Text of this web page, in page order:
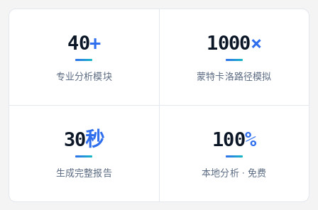
40+
专业分析模块
1000×
蒙特卡洛路径模拟
30秒
生成完整报告
100%
本地分析 · 免费